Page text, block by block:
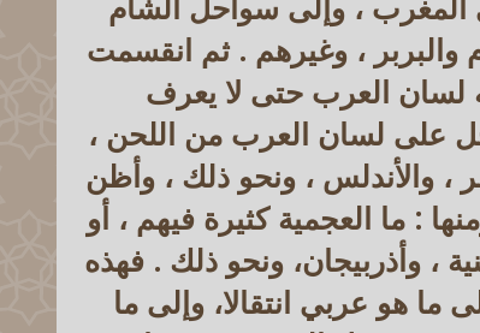
والبربر ، وغيرهم . ثم انقسمت
لسان العرب حتى لا يعرف
على لسان العرب من اللحن ،
والأندلس ، ونحو ذلك ، وأظن
: ما العجمية كثيرة فيهم ، أو
، وأذربيجان، ونحو ذلك . فهذه
ما هو عربي انتقالا، وإلى ما